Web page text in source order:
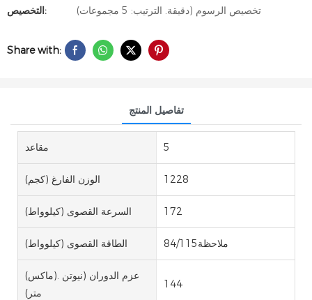
التخصيص:
تخصيص الرسوم (دقيقة. الترتيب: 5 مجموعات)
Share with:
تفاصيل المنتج
مقاعد 5
الوزن الفارغ (كجم) 1228
السرعة القصوى (كيلوواط) 172
الطاقة القصوى (كيلوواط) ملاحظة84/115
(ماكس). عزم الدوران (نيوتن
متر)
144